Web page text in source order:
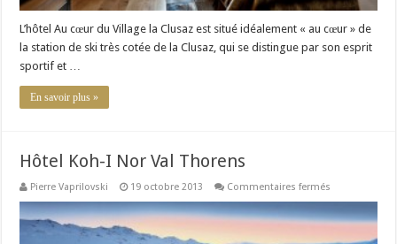
L’hôtel Au cœur du Village la Clusaz est situé idéalement « au cœur » de
la station de ski très cotée de la Clusaz, qui se distingue par son esprit
sportif et …
En savoir plus »
Hôtel Koh-I Nor Val Thorens
Pierre Vaprilovski 19 octobre 2013 Commentaires fermés
I